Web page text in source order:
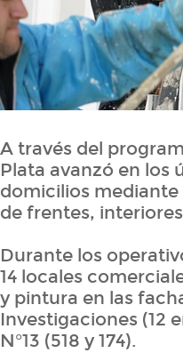
A través del
Plata avanzó en los
domicilios
de frentes,
Durante los
14 locales
y pintura en las
Investigaciones (12
N°13 (518 y 174).